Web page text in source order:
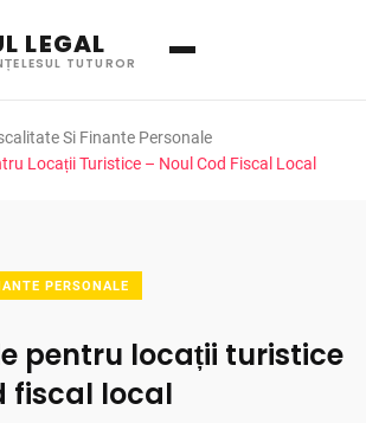
LEGAL
TUTUROR
Si Finante Personale
Locații Turistice – Noul Cod Fiscal Local
PERSONALE
pentru locații turistice
fiscal local